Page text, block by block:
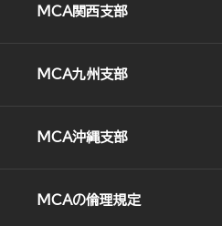
MCA関西支部
MCA九州支部
MCA沖縄支部
MCAの倫理規定